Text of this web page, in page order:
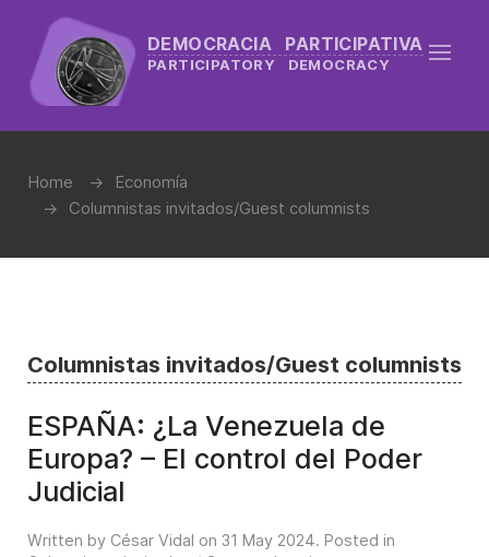
DEMOCRACIA PARTICIPATIVA
PARTICIPATORY DEMOCRACY
Home
Economía
Columnistas invitados/Guest columnists
Columnistas invitados/Guest columnists
ESPAÑA: ¿La Venezuela de
Europa? – El control del Poder
Judicial
Written by César Vidal on 31 May 2024. Posted in